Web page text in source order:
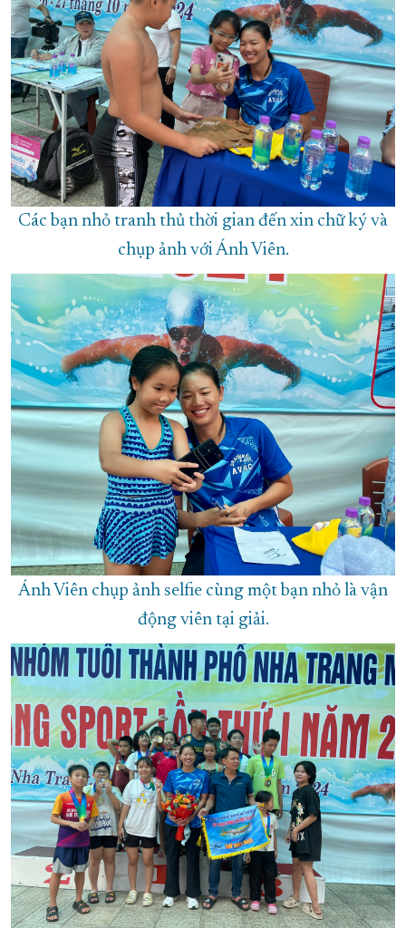
Các bạn nhỏ tranh thủ thời gian đến xin chữ ký và
chụp ảnh với Ánh Viên.
Ánh Viên chụp ảnh selfie cùng một bạn nhỏ là vận
động viên tại giải.